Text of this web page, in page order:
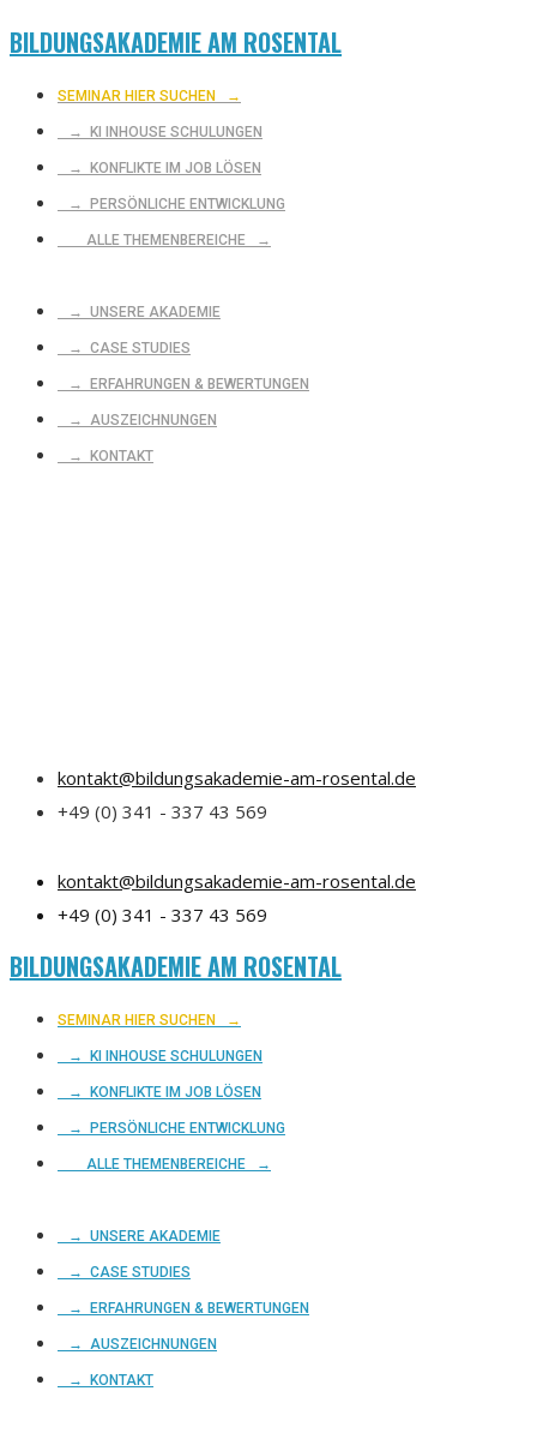
BILDUNGSAKADEMIE AM ROSENTAL
SEMINAR HIER SUCHEN →
→ KI INHOUSE SCHULUNGEN
→ KONFLIKTE IM JOB LÖSEN
→ PERSÖNLICHE ENTWICKLUNG
ALLE THEMENBEREICHE →
→ UNSERE AKADEMIE
→ CASE STUDIES
→ ERFAHRUNGEN & BEWERTUNGEN
→ AUSZEICHNUNGEN
→ KONTAKT
kontakt@bildungsakademie-am-rosental.de
+49 (0) 341 - 337 43 569
kontakt@bildungsakademie-am-rosental.de
+49 (0) 341 - 337 43 569
BILDUNGSAKADEMIE AM ROSENTAL
SEMINAR HIER SUCHEN →
→ KI INHOUSE SCHULUNGEN
→ KONFLIKTE IM JOB LÖSEN
→ PERSÖNLICHE ENTWICKLUNG
ALLE THEMENBEREICHE →
→ UNSERE AKADEMIE
→ CASE STUDIES
→ ERFAHRUNGEN & BEWERTUNGEN
→ AUSZEICHNUNGEN
→ KONTAKT